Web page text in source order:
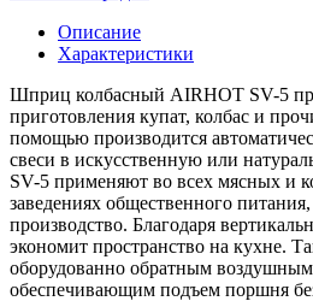
Описание
Характеристики
Шприц колбасный AIRHOT SV-5
приготовления купат, колбас и
помощью производится
свеси в искусственную или
SV-5 применяют во всех мясных и
заведениях общественного
производство. Благодаря
экономит пространство на кухне.
оборудованно обратным
обеспечивающим подъем поршня